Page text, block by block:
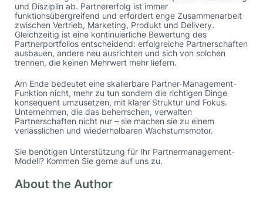
und Disziplin ab. Partnererfolg ist immer
funktionsübergreifend und erfordert enge Zusammenarbeit
zwischen Vertrieb, Marketing, Produkt und Delivery.
Gleichzeitig ist eine kontinuierliche Bewertung des
Partnerportfolios entscheidend: erfolgreiche Partnerschaften
ausbauen, andere neu ausrichten und sich von solchen
trennen, die keinen Mehrwert mehr liefern.
Am Ende bedeutet eine skalierbare Partner-Management-
Funktion nicht, mehr zu tun sondern die richtigen Dinge
konsequent umzusetzen, mit klarer Struktur und Fokus.
Unternehmen, die das beherrschen, verwalten
Partnerschaften nicht nur – sie machen sie zu einem
verlässlichen und wiederholbaren Wachstumsmotor.
Sie benötigen Unterstützung für Ihr Partnermanagement-
Modell? Kommen Sie gerne auf uns zu.
About the Author